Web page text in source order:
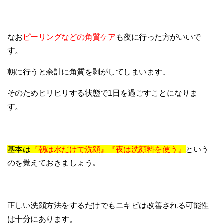
なお ピーリングなどの角質ケア も夜に行った方がいいで
す。
朝に行うと余計に角質を剥がしてしまいます。
そのためヒリヒリする状態で1日を過ごすことになりま
す。
基本は 『朝は水だけで洗顔』『夜は洗顔料を使う』
という
のを覚えておきましょう。
正しい洗顔方法をするだけでもニキビは改善される可能性
は十分にあります。